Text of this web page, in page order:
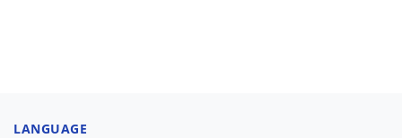
LANGUAGE